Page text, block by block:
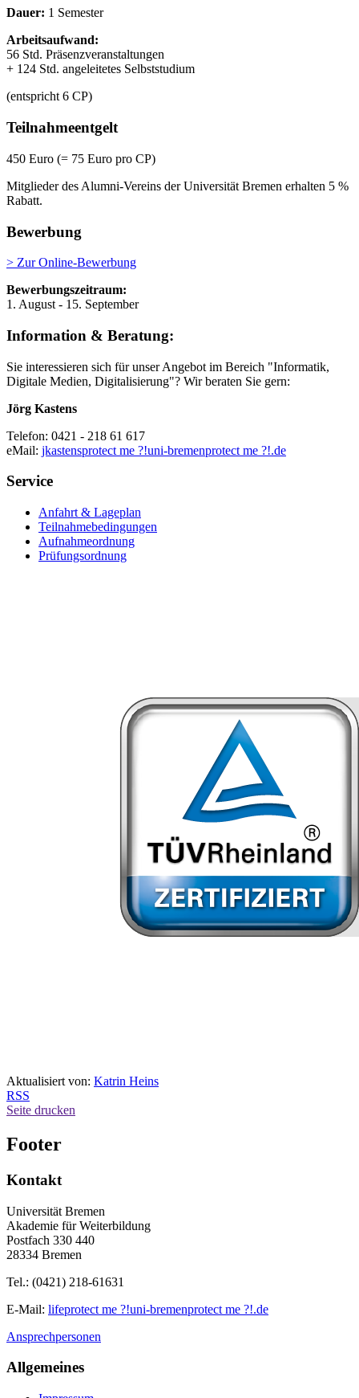
Dauer: 1 Semester
Arbeitsaufwand:
56 Std. Präsenzveranstaltungen
+ 124 Std. angeleitetes Selbststudium
(entspricht 6 CP)
Teilnahmeentgelt
450 Euro (= 75 Euro pro CP)
Mitglieder des Alumni-Vereins der Universität Bremen erhalten 5 %
Rabatt.
Bewerbung
> Zur Online-Bewerbung
Bewerbungszeitraum:
1. August - 15. September
Information & Beratung:
Sie interessieren sich für unser Angebot im Bereich "Informatik,
Digitale Medien, Digitalisierung"? Wir beraten Sie gern:
Jörg Kastens
Telefon: 0421 - 218 61 617
eMail: jkastensprotect me ?!uni-bremenprotect me ?!.de
Service
Anfahrt & Lageplan
Teilnahmebedingungen
Aufnahmeordnung
Prüfungsordnung
Aktualisiert von: Katrin Heins
RSS
Seite drucken
Footer
Kontakt
Universität Bremen
Akademie für Weiterbildung
Postfach 330 440
28334 Bremen
Tel.: (0421) 218-61631
E-Mail: lifeprotect me ?!uni-bremenprotect me ?!.de
Ansprechpersonen
Allgemeines